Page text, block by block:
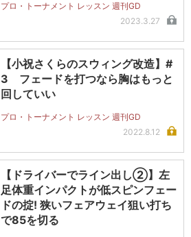
プロ・トーナメント レッスン 週刊GD
2023.3.27
【小祝さくらのスウィング改造】#
3 フェードを打つなら胸はもっと
回していい
プロ・トーナメント レッスン 週刊GD
2022.8.12
【ドライバーでライン出し②】左
足体重インパクトが低スピンフェー
ドの掟! 狭いフェアウェイ狙い打ち
で85を切る